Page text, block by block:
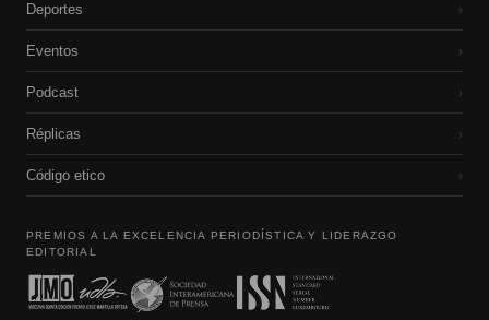
Deportes ›
Eventos ›
Podcast ›
Réplicas ›
Código etico ›
PREMIOS A LA EXCELENCIA PERIODÍSTICA Y LIDERAZGO
EDITORIAL